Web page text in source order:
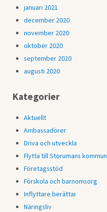
januari 2021
december 2020
november 2020
oktober 2020
september 2020
augusti 2020
Kategorier
Aktuellt
Ambassadörer
Driva och utveckla
Flytta till Storumans kommun
Företagsstöd
Förskola och barnomsorg
Inflyttare berättar
Näringsliv